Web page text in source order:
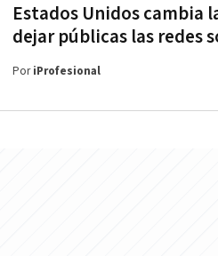
Estados Unidos cambia
dejar públicas las redes
PoriProfesional